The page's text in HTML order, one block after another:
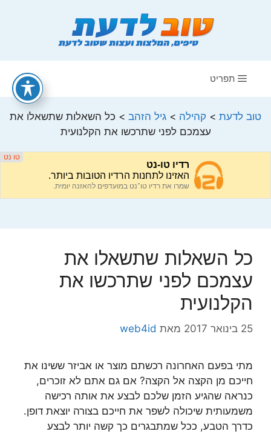
תפריט
טוב לדעת > קהילה > גיל הזהב > כל השאלות שתשאלו את
עצמכם לפני שתרכשו את הקלנועית
כל השאלות שתשאלו את
עצמכם לפני שתרכשו את
הקלנועית
25 בינואר 2017 מאת web4id
מתי בפעם האחרונה רכשתם מוצר או אביזר ששינו את
חייכם מן הקצה אל הקצה? אם גם אתם לא זוכרים,
כנראה שהגיע הזמן שלכם לבצע את אותה רכישה
משמעותית שיכולה לשפר את חייכם בצורה יוצאת דופן.
כדרך הטבע, ככל שמתבגרים כך קשה יותר לבצע